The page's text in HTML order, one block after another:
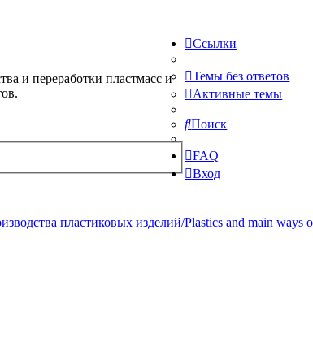
и переработки пластмасс и
Ссылки
Темы без ответов
Активные темы
Поиск
FAQ
Вход
пластиковых изделий/Plastics and main ways